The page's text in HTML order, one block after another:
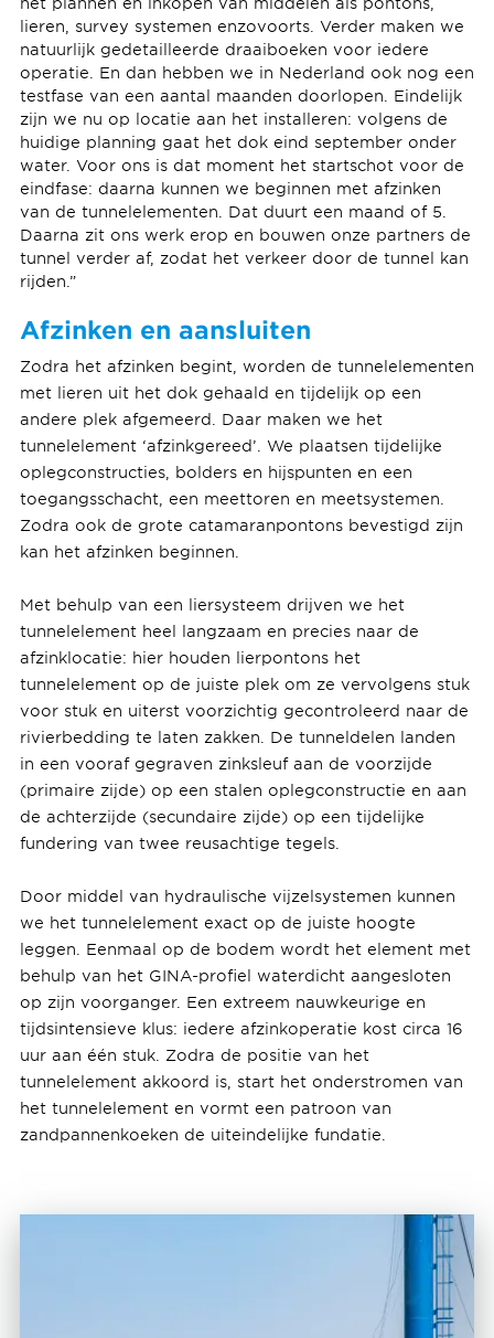
lieren, survey systemen enzovoorts. Verder maken we
natuurlijk gedetailleerde draaiboeken voor iedere
operatie. En dan hebben we in Nederland ook nog een
testfase van een aantal maanden doorlopen. Eindelijk
zijn we nu op locatie aan het installeren: volgens de
huidige planning gaat het dok eind september onder
water. Voor ons is dat moment het startschot voor de
eindfase: daarna kunnen we beginnen met afzinken
van de tunnelelementen. Dat duurt een maand of 5.
Daarna zit ons werk erop en bouwen onze partners de
tunnel verder af, zodat het verkeer door de tunnel kan
rijden.”
Afzinken en aansluiten
Zodra het afzinken begint, worden de tunnelelementen
met lieren uit het dok gehaald en tijdelijk op een
andere plek afgemeerd. Daar maken we het
tunnelelement ‘afzinkgereed’. We plaatsen tijdelijke
oplegconstructies, bolders en hijspunten en een
toegangsschacht, een meettoren en meetsystemen.
Zodra ook de grote catamaranpontons bevestigd zijn
kan het afzinken beginnen.
Met behulp van een liersysteem drijven we het
tunnelelement heel langzaam en precies naar de
afzinklocatie: hier houden lierpontons het
tunnelelement op de juiste plek om ze vervolgens stuk
voor stuk en uiterst voorzichtig gecontroleerd naar de
rivierbedding te laten zakken. De tunneldelen landen
in een vooraf gegraven zinksleuf aan de voorzijde
(primaire zijde) op een stalen oplegconstructie en aan
de achterzijde (secundaire zijde) op een tijdelijke
fundering van twee reusachtige tegels.
Door middel van hydraulische vijzelsystemen kunnen
we het tunnelelement exact op de juiste hoogte
leggen. Eenmaal op de bodem wordt het element met
behulp van het GINA-profiel waterdicht aangesloten
op zijn voorganger. Een extreem nauwkeurige en
tijdsintensieve klus: iedere afzinkoperatie kost circa 16
uur aan één stuk. Zodra de positie van het
tunnelelement akkoord is, start het onderstromen van
het tunnelelement en vormt een patroon van
zandpannenkoeken de uiteindelijke fundatie.